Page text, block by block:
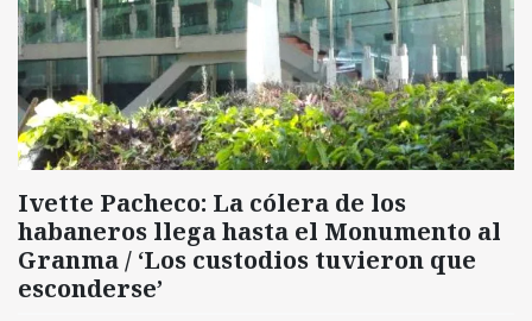
Ivette Pacheco: La cólera de los
habaneros llega hasta el Monumento al
Granma / ‘Los custodios tuvieron que
esconderse’